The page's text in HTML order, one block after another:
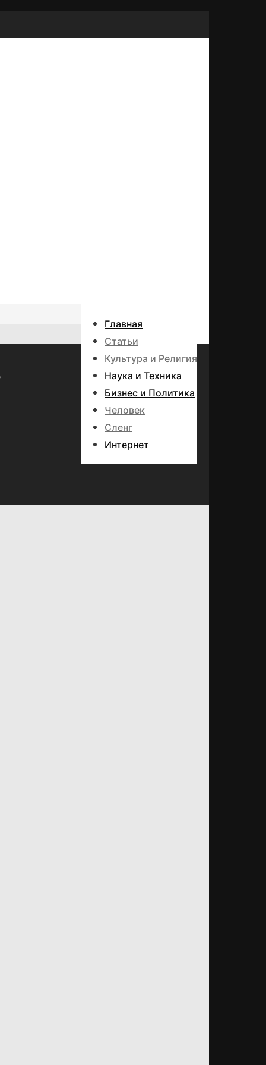
Главная
Статьи
Культура и Религия
Наука и Техника
Бизнес и Политика
Человек
Сленг
Интернет